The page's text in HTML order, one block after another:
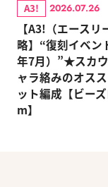
A3! 2026.07.26
【A3!（エースリ
略】“復刻イベン
年7月）”★スカ
ャラ絡みのオス
ット編成【ビー
m】